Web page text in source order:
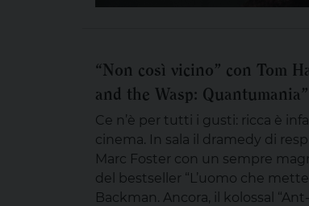
“Non così vicino” con Tom
and the Wasp: Quantumania”
Ce n’è per tutti i gusti: ricca è
cinema. In sala il dramedy di
Marc Foster con un sempre
del bestseller “L’uomo che
Backman. Ancora, il kolossal